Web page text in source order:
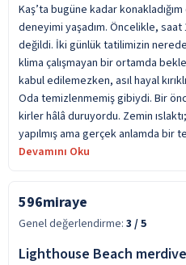
Kaş’ta bugüne kadar
deneyimi yaşadım. Öncelikle, saat
değildi. İki günlük tatilimizin
klima çalışmayan bir ortamda
kabul edilemezken, asıl hayal
Oda temizlenmemiş gibiydi. Bir
kirler hâlâ duruyordu. Zemin
yapılmış ama gerçek anlamda bir
Devamını Oku
596miraye
Genel değerlendirme: 3 / 5
Lighthouse Beach